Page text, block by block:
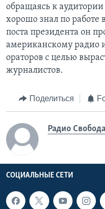
обращаясь к
хорошо знал по работе
поста президента он
американскому радио
ораторов с целью
журналистов.
Поделиться
Радио Свобода
СОЦИАЛЬНЫЕ СЕТИ